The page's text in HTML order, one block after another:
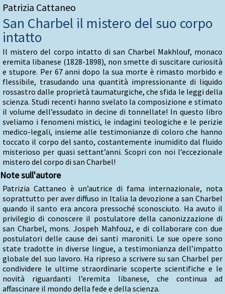
Patrizia Cattaneo
San Charbel il mistero del suo corpo
intatto
Il mistero del corpo intatto di san Charbel Makhlouf, monaco
eremita libanese (1828-1898), non smette di suscitare curiosità
e stupore. Per 67 anni dopo la sua morte è rimasto morbido e
flessibile, trasudando una quantità impressionante di liquido
rossastro dalle proprietà taumaturgiche, che sfida le leggi della
scienza. Studi recenti hanno svelato la composizione e stimato
il volume dell’essudato in decine di tonnellate! In questo libro
sveliamo i fenomeni mistici, le indagini teologiche e le perizie
medico-legali, insieme alle testimonianze di coloro che hanno
toccato il corpo del santo, costantemente inumidito dal fluido
misterioso per quasi settant’anni. Scopri con noi l’eccezionale
mistero del corpo di san Charbel!
Note sull'autore
Patrizia Cattaneo è un’autrice di fama internazionale, nota
soprattutto per aver diffuso in Italia la devozione a san Charbel
quando il santo era ancora pressoché sconosciuto. Ha avuto il
privilegio di conoscere il postulatore della canonizzazione di
san Charbel, mons. Jospeh Mahfouz, e di collaborare con due
postulatori delle cause dei santi maroniti. Le sue opere sono
state tradotte in diverse lingue, a testimonianza dell’impatto
globale del suo lavoro. Ha ripreso a scrivere su san Charbel per
condividere le ultime straordinarie scoperte scientifiche e le
novità riguardanti l’eremita libanese, che continua ad
affascinare il mondo della fede e della scienza.